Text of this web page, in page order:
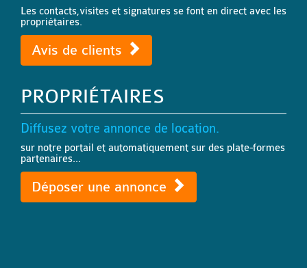
Les contacts,visites et signatures se font en direct avec les
propriétaires.
Avis de clients
PROPRIÉTAIRES
Diffusez votre annonce de location.
sur notre portail et automatiquement sur des plate-formes
partenaires...
Déposer une annonce